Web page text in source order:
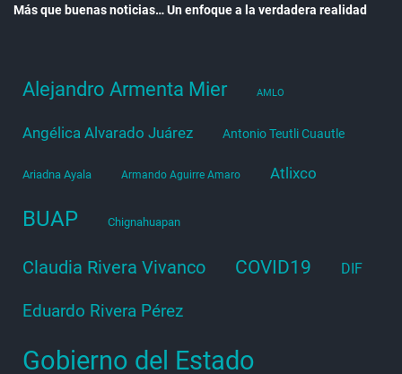
Más que buenas noticias… Un enfoque a la verdadera realidad
Alejandro Armenta Mier AMLO
Angélica Alvarado Juárez Antonio Teutli Cuautle
Ariadna Ayala Armando Aguirre Amaro Atlixco
BUAP Chignahuapan
Claudia Rivera Vivanco COVID19 DIF
Eduardo Rivera Pérez
Gobierno del Estado